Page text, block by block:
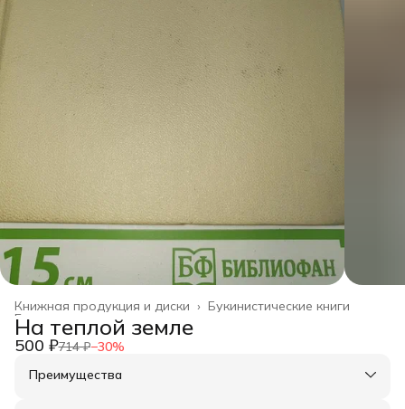
Букинистические книги
Книжная продукция и диски ›
Главная
На теплой земле
500 ₽714 ₽−30%
Преимущества
Оплата частями в Сплит